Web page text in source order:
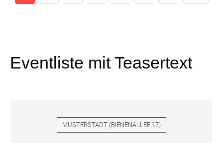
Eventliste mit Teasertext
MUSTERSTADT (BIENENALLEE 17)